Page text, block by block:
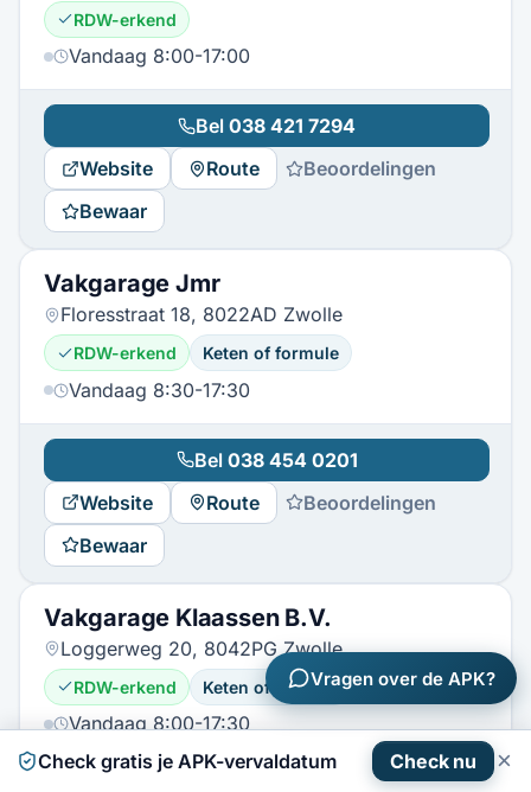
RDW-erkend
Vandaag 8:00-17:00
Bel 038 421 7294
Website
Route
Beoordelingen
Bewaar
Vakgarage Jmr
Floresstraat 18, 8022AD Zwolle
RDW-erkend Keten of formule
Vandaag 8:30-17:30
Bel 038 454 0201
Website
Route
Beoordelingen
Bewaar
Vakgarage Klaassen B.V.
Loggerweg 20, 8042PG Zwolle
RDW-erkend Keten of formule
Vandaag 8:00-17:30
Check gratis je APK-vervaldatum Check nu ×
Vragen over de APK?